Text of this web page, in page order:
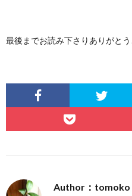
最後までお読み下さりありがと
Author：tomoko